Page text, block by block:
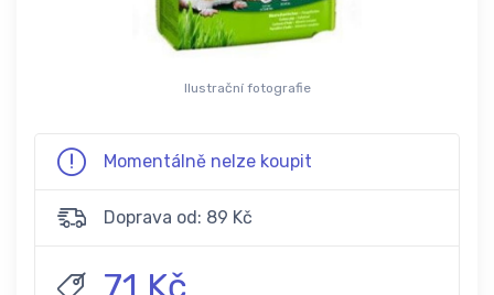
Ilustrační fotografie
Momentálně nelze koupit
Doprava od: 89 Kč
71 Kč